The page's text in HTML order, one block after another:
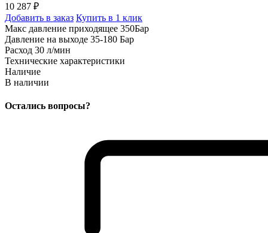
10 287 ₽
Добавить в заказ Купить в 1 клик
Макс давление приходящее 350Бар
Давление на выходе 35-180 Бар
Расход 30 л/мин
Технические характеристики
Наличие
В наличии
Остались вопросы?